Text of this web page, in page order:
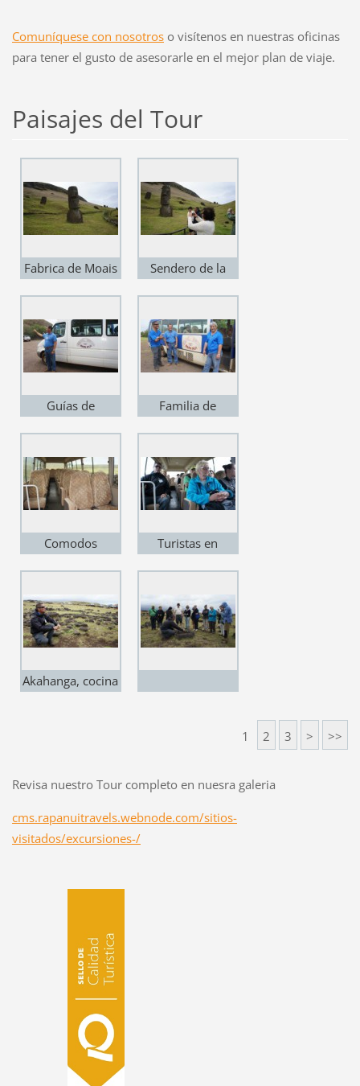
Comuníquese con nosotroso visítenos en nuestras oficinas
para tener el gusto de asesorarle en el mejor plan de viaje.
Paisajes del Tour
Fabrica de Moais
Sendero de la
Guías de
Familia de
Comodos
Turistas en
Akahanga, cocina
1 2 3 > >>
Revisa nuestro Tour completo en nuesra galeria
cms.rapanuitravels.webnode.com/sitios-
visitados/excursiones-/